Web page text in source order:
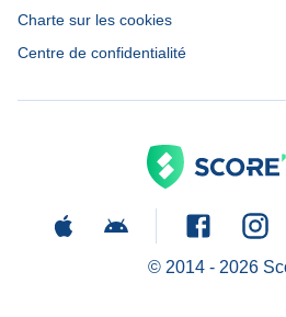
Charte sur les cookies
Centre de confidentialité
© 2014 - 2026